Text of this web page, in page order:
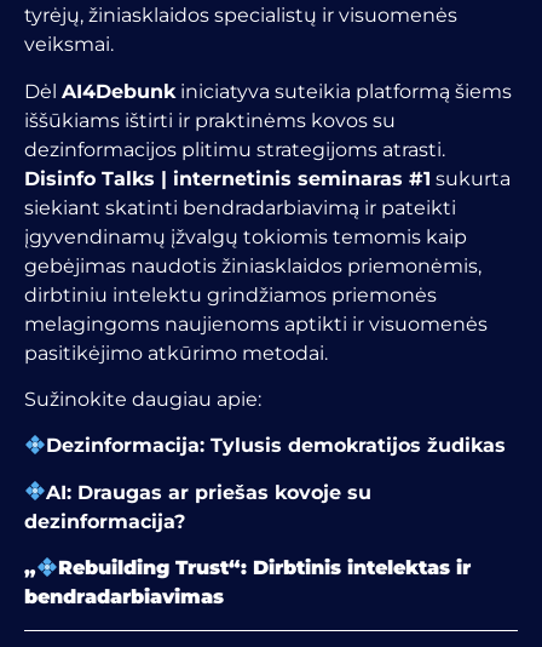
tyrėjų, žiniasklaidos specialistų ir visuomenės
veiksmai.
Dėl AI4Debunk iniciatyva suteikia platformą šiems
iššūkiams ištirti ir praktinėms kovos su
dezinformacijos plitimu strategijoms atrasti.
Disinfo Talks | internetinis seminaras #1 sukurta
siekiant skatinti bendradarbiavimą ir pateikti
įgyvendinamų įžvalgų tokiomis temomis kaip
gebėjimas naudotis žiniasklaidos priemonėmis,
dirbtiniu intelektu grindžiamos priemonės
melagingoms naujienoms aptikti ir visuomenės
pasitikėjimo atkūrimo metodai.
Sužinokite daugiau apie:
Dezinformacija: Tylusis demokratijos žudikas
AI: Draugas ar priešas kovoje su
dezinformacija?
„
Rebuilding Trust“: Dirbtinis intelektas ir
bendradarbiavimas